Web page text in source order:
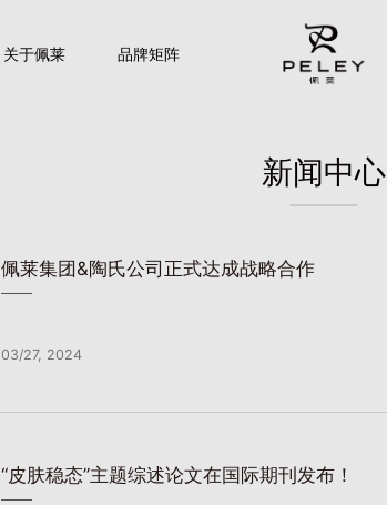
关于佩莱 品牌矩阵
新闻中心
佩莱集团&陶氏公司正式达成战略合作
03/27, 2024
“皮肤稳态”主题综述论文在国际期刊发布！